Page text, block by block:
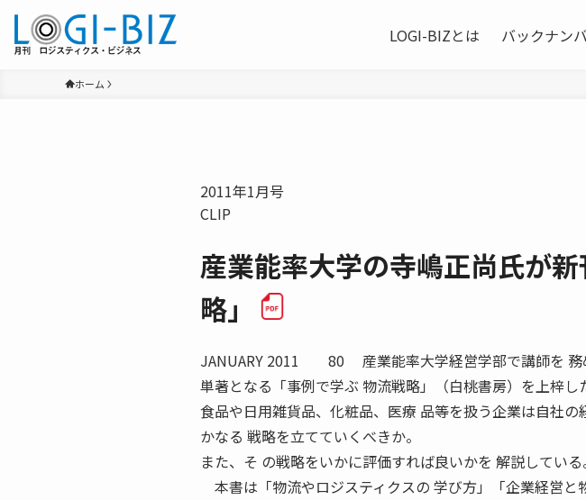
LOGI-BIZとは バックナン
ホーム
2011年1月号
CLIP
産業能率大学の寺嶋正尚氏が
略」
JANUARY 2011 80 産業能率大学経営学部で講師を 務
単著となる「事例で学ぶ 物流戦略」（白桃書房）を上梓し
食品や日用雑貨品、化粧品、医療 品等を扱う企業は自社
かなる 戦略を立てていくべきか。
また、そ の戦略をいかに評価すれば良いかを 解説している
本書は「物流やロジスティクスの 学び方」「企業経営